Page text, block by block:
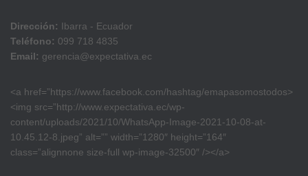
Dirección: Ibarra - Ecuador
Teléfono: 099 718 4835
Email: gerencia@expectativa.ec
<a href=”https://www.facebook.com/hashtag/emapasomostodos>
<img src=”http://www.expectativa.ec/wp-
content/uploads/2021/10/WhatsApp-Image-2021-10-08-at-
10.45.12-8.jpeg” alt=”” width=”1280″ height=”164″
class=”alignnone size-full wp-image-32500″ /></a>